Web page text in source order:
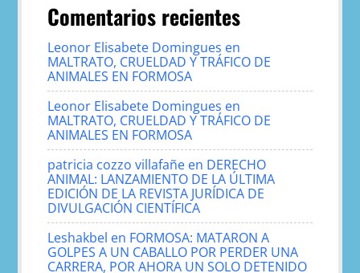
Comentarios recientes
Leonor Elisabete Domingues en
MALTRATO, CRUELDAD Y TRÁFICO DE
ANIMALES EN FORMOSA
Leonor Elisabete Domingues en
MALTRATO, CRUELDAD Y TRÁFICO DE
ANIMALES EN FORMOSA
patricia cozzo villafañe en DERECHO
ANIMAL: LANZAMIENTO DE LA ÚLTIMA
EDICIÓN DE LA REVISTA JURÍDICA DE
DIVULGACIÓN CIENTÍFICA
Leshakbel en FORMOSA: MATARON A
GOLPES A UN CABALLO POR PERDER UNA
CARRERA, POR AHORA UN SOLO DETENIDO